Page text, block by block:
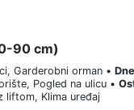
90 cm)
Garderobni orman •
Pogled na ulicu •
liftom, Klima uređaj